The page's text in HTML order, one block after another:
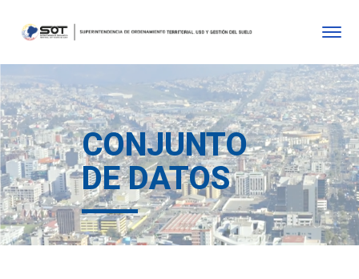
CONJUNTO
DE DATOS